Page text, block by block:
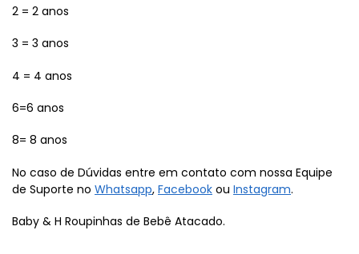
2 = 2 anos
3 = 3 anos
4 = 4 anos
6=6 anos
8= 8 anos
No caso de Dúvidas entre em contato com nossa Equipe
de Suporte no Whatsapp, Facebook ou Instagram.
Baby & H Roupinhas de Bebê Atacado.